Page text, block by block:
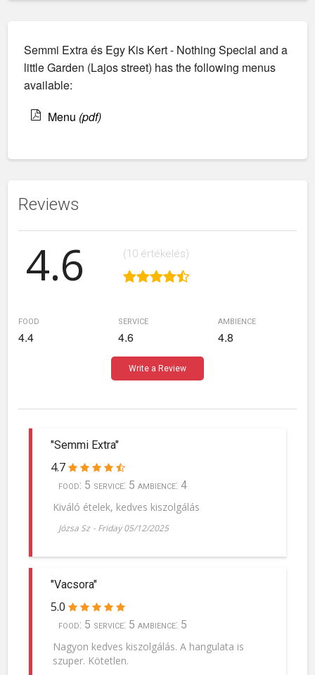
Semmi Extra és Egy Kis Kert - Nothing Special and a
little Garden (Lajos street) has the following menus
available:
Menu (pdf)
Reviews
4.6 (10 értékelés)
food
4.4
service
4.6
ambience
4.8
Write a Review
"Semmi Extra"
4.7
food: 5 service: 5 ambience: 4
Kiváló ételek, kedves kiszolgálás
Józsa Sz - Friday 05/12/2025
"Vacsora"
5.0
food: 5 service: 5 ambience: 5
Nagyon kedves kiszolgálás. A hangulata is
szuper. Kötetlen.